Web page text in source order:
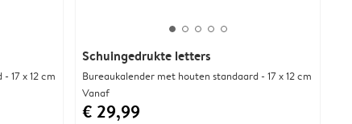
17 x 12 cm
Schuingedrukte letters
Bureaukalender met houten standaard - 17 x 12 cm
Vanaf
€ 29,99